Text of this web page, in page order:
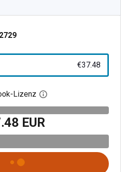
€37.48
Lizenz Digitalen
EUR